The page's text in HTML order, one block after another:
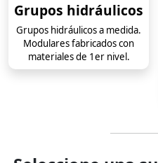
Grupos hidráulicos
Grupos hidráulicos a medida.
Modulares fabricados con
materiales de 1er nivel.